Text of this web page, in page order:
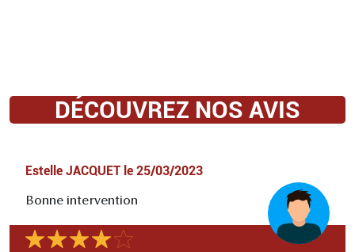
DÉCOUVREZ NOS AVIS
Estelle JACQUET le 25/03/2023
Bonne intervention